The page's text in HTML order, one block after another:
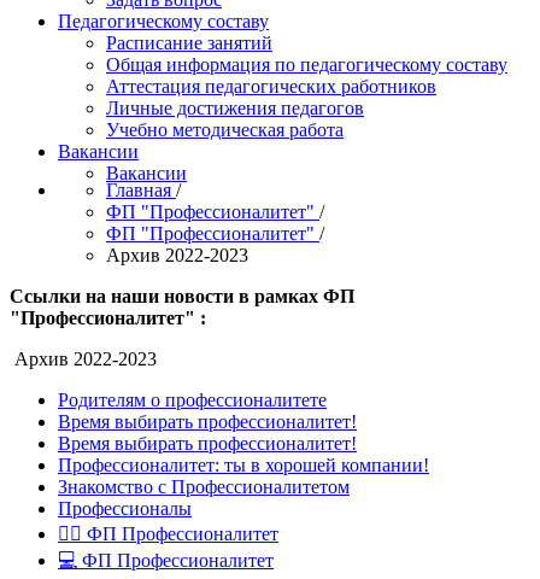
Педагогическому составу
Расписание занятий
Общая информация по педагогическому составу
Аттестация педагогических работников
Личные достижения педагогов
Учебно методическая работа
Вакансии
Вакансии
Главная /
ФП "Профессионалитет" /
ФП "Профессионалитет" /
Архив 2022-2023
Ссылки на наши новости в рамках ФП
"Профессионалитет" :
Архив 2022-2023
Родителям о профессионалитете
Время выбирать профессионалитет!
Время выбирать профессионалитет!
Профессионалитет: ты в хорошей компании!
Знакомство с Профессионалитетом
Профессионалы
👷‍♂️ ФП Профессионалитет
💻 ФП Профессионалитет